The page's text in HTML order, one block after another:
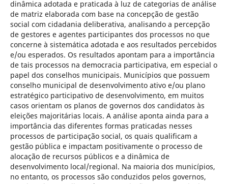
dinâmica adotada e praticada à luz de categorias de análise
de matriz elaborada com base na concepção de gestão
social com cidadania deliberativa, analisando a percepção
de gestores e agentes participantes dos processos no que
concerne à sistemática adotada e aos resultados percebidos
e/ou esperados. Os resultados apontam para a importância
de tais processos na democracia participativa, em especial o
papel dos conselhos municipais. Municípios que possuem
conselho municipal de desenvolvimento ativo e/ou plano
estratégico participativo de desenvolvimento, em muitos
casos orientam os planos de governos dos candidatos às
eleições majoritárias locais. A análise aponta ainda para a
importância das diferentes formas praticadas nesses
processos de participação social, os quais qualificam a
gestão pública e impactam positivamente o processo de
alocação de recursos públicos e a dinâmica de
desenvolvimento local/regional. Na maioria dos municípios,
no entanto, os processos são conduzidos pelos governos,